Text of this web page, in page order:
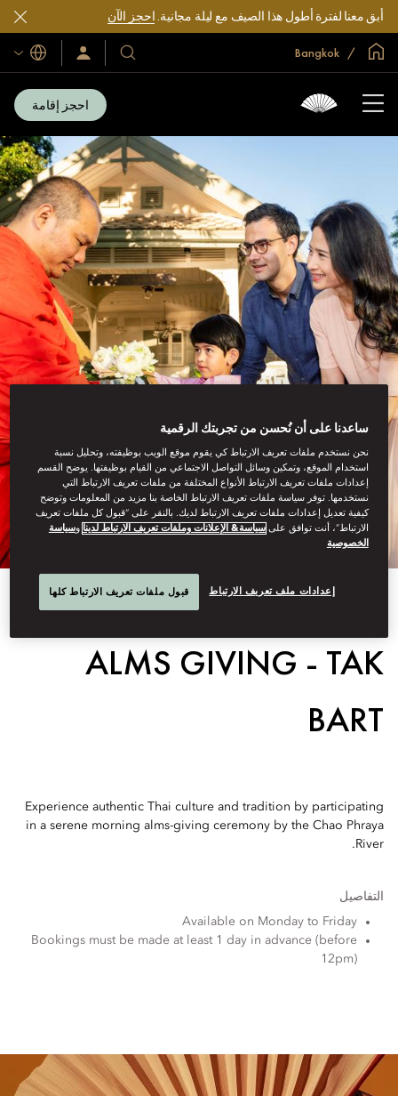
أبق معنا لفترة أطول هذا الصيف مع ليلة مجانية.احجز الآن
الصفحة الرئيسية العالمية
فنادقنا
ومنتجعاتنا
سجّل
الدخول/
اللغات
احجز إقامة
ALMS GIVING - TAK
BART
Experience authentic Thai culture and tradition by participating
in a serene morning alms-giving ceremony by the Chao Phraya
River.
التفاصيل
Available on Monday to Friday
Bookings must be made at least 1 day in advance (before
12pm)
ساعدنا على أن نُحسن من تجربتك الرقمية
نحن نستخدم ملفات تعريف الارتباط كي يقوم موقع الويب بوظيفته، وتحليل نسبة
استخدام الموقع، وتمكين وسائل التواصل الاجتماعي من القيام بوظيفتها. يوضح القسم
إعدادات ملفات تعريف الارتباط الأنواع المختلفة من ملفات تعريف الارتباط التي
نستخدمها. توفر سياسة ملفات تعريف الارتباط الخاصة بنا مزيد من المعلومات وتوضح
كيفية تعديل إعدادات ملفات تعريف الارتباط لديك. بالنقر على “قبول كل ملفات تعريف
الارتباط”، أنت توافق علىسياسة& الإعلانات وملفات تعريف الارتباط لدينا وسياسة
الخصوصية
إعدادات ملف تعريف الارتباط قبول ملفات تعريف الارتباط كلها